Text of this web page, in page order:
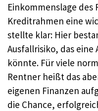
Einkommenslage
Kreditrahmen eine
stellte klar: Hier
Ausfallrisiko, das
könnte. Für viele
Rentner heißt das
eigenen Finanzen
die Chance,